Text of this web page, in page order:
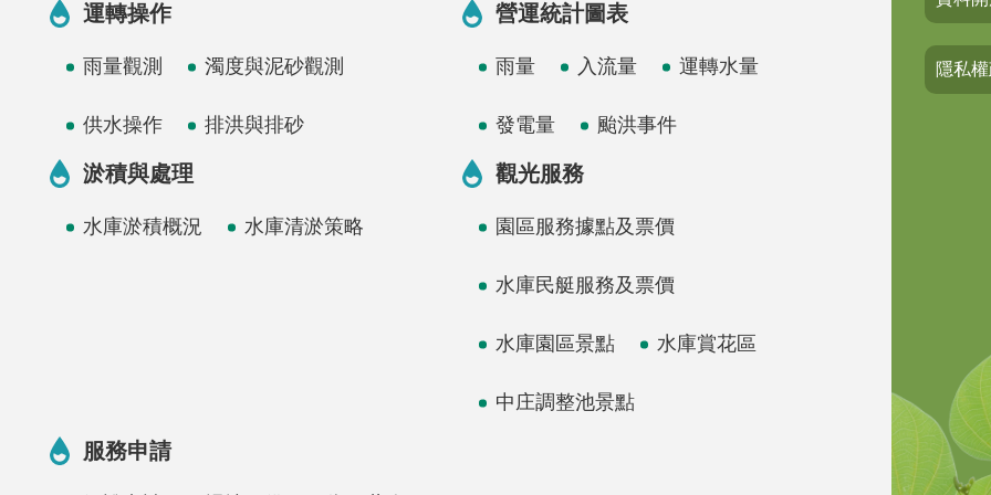
運轉操作
雨量觀測 濁度與泥砂觀測
供水操作 排洪與排砂
營運統計圖表
雨量 入流量 運轉水量
發電量 颱洪事件
淤積與處理
水庫淤積概況 水庫清淤策略
觀光服務
園區服務據點及票價
水庫民艇服務及票價
水庫園區景點 水庫賞花區
中庄調整池景點
服務申請
隱私